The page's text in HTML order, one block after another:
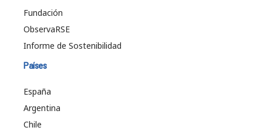
Fundación
ObservaRSE
Informe de Sostenibilidad
Países
España
Argentina
Chile